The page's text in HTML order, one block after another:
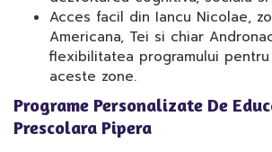
Acces facil din Iancu Nicolae,
Americana, Tei si chiar
flexibilitatea programului
aceste zone.
Programe Personalizate De
Prescolara Pipera